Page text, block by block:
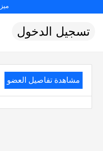
تسجيل الدخول
مشاهدة تفاصيل العضو